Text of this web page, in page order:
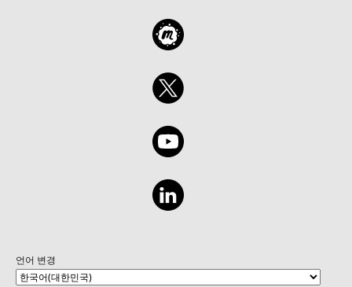
언어 변경